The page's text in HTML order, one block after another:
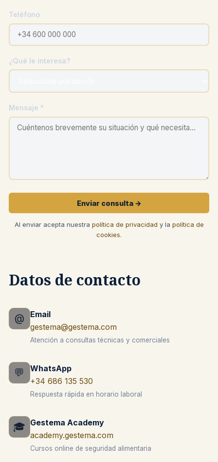
Teléfono
¿Qué le interesa?
Mensaje *
Enviar consulta →
Al enviar acepta nuestra política de privacidad y la política de
cookies.
Datos de contacto
@
Email
gestema@gestema.com
Atención a consultas técnicas y comerciales
💬
WhatsApp
+34 686 135 530
Respuesta rápida en horario laboral
🎓 Gestema Academy
academy.gestema.com
Cursos online de seguridad alimentaria